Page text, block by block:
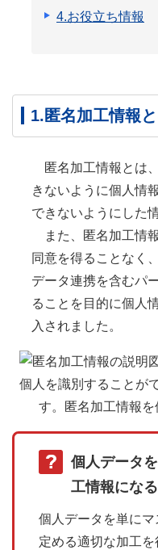
4.お役立ち情報
1.匿名加工情報
匿名加工情報とは
きないように個人情
できないようにした
また、匿名加工情
同意を得ることなく
データ連携を含むパ
ることを目的に個人
入されました。
個人データ
工情報にな
個人データを単に
定める適切な加工